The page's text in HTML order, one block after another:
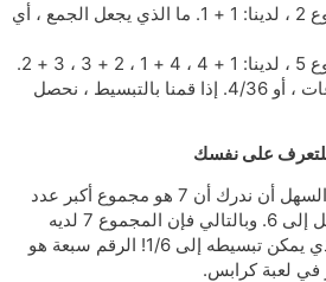
للحصول على مجموع 2 ، لدينا: 1 + 1. ما الذي يجعل الجمع ، أي
للحصول على مجموع 5 ، لدينا: 1 + 4 ، 4 + 1 ، 2 + 3 ، 3 + 2.
مما يجعل 4 مجموعات ، أو 4/36. إذا قمنا بالتبسيط ، نحصل
على نفسك
في نهاية هذا التمرين ، من السهل أن ندرك أن 7 هو مجموع أكبر عدد
من التركيبات ، لأن هذه تصل إلى 6. وبالتالي فإن المجموع 7 لديه
احتمال 6/36 للظهور ، والذي يمكن تبسيطه إلى 1/6! الرقم سبعة هو
في لعبة كرابس.